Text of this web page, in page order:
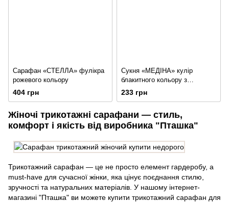
Сарафан «СТЕЛЛА» фулікра
рожевого кольору
404 грн
Сукня «МЕДІНА» кулір
блакитного кольору з
пташками
233 грн
Жіночі трикотажні сарафани — стиль,
комфорт і якість від виробника "Пташка"
Трикотажний сарафан — це не просто елемент гардеробу, а
must-have для сучасної жінки, яка цінує поєднання стилю,
зручності та натуральних матеріалів. У нашому інтернет-
магазині "Пташка" ви можете купити трикотажний сарафан для